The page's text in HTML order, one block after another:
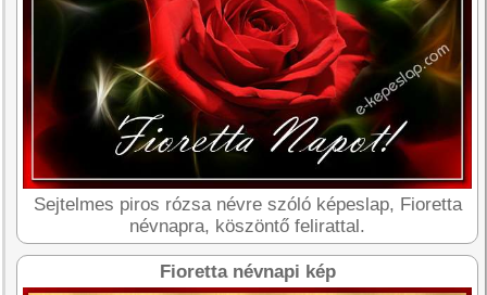
Sejtelmes piros rózsa névre szóló képeslap, Fioretta
névnapra, köszöntő felirattal.
Fioretta névnapi kép